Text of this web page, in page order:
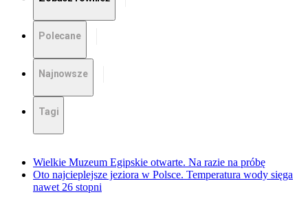
Polecane
Najnowsze
Tagi
Wielkie Muzeum Egipskie otwarte. Na razie na próbę
Oto najcieplejsze jeziora w Polsce. Temperatura wody sięga
nawet 26 stopni